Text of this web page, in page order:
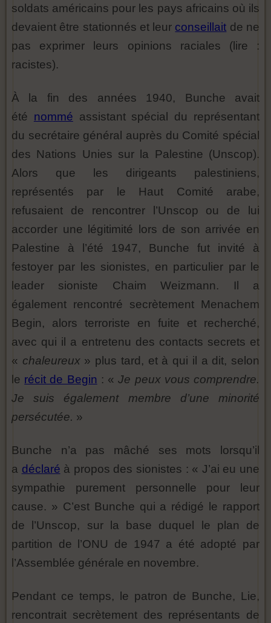
soldats américains pour les pays africains où ils
devaient être stationnés et leur conseillait de ne
pas exprimer leurs opinions raciales (lire :
racistes).
À la fin des années 1940, Bunche avait
été nommé assistant spécial du représentant
du secrétaire général auprès du Comité spécial
des Nations Unies sur la Palestine (Unscop).
Alors que les dirigeants palestiniens,
représentés par le Haut Comité arabe,
refusaient de rencontrer l’Unscop ou de lui
accorder une légitimité lors de son arrivée en
Palestine à l’été 1947, Bunche fut invité à
festoyer par les sionistes, en particulier par le
leader sioniste Chaim Weizmann. Il a
également rencontré secrètement Menachem
Begin, alors terroriste en fuite et recherché,
avec qui il a entretenu des contacts secrets et
« chaleureux» plus tard, et à qui il a dit, selon
le récit de Begin : «Je peux vous comprendre.
Je suis également membre d’une minorité
persécutée. »
Bunche n’a pas mâché ses mots lorsqu’il
a déclaré à propos des sionistes : « J’ai eu une
sympathie purement personnelle pour leur
cause. » C’est Bunche qui a rédigé le rapport
de l’Unscop, sur la base duquel le plan de
partition de l’ONU de 1947 a été adopté par
l’Assemblée générale en novembre.
Pendant ce temps, le patron de Bunche, Lie,
rencontrait secrètement des représentants de